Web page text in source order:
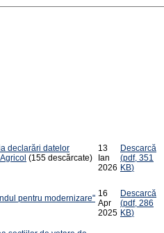
declarări datelor
(155 descărcate)
13
Ian
2026
Descarcă
(pdf, 351
KB)
pentru modernizare" 16
Apr
2025
Descarcă
(pdf, 286
KB)